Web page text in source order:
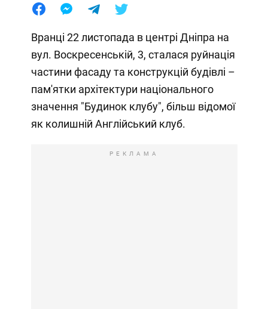
Вранці 22 листопада в центрі Дніпра на
вул. Воскресенській, 3, сталася руйнація
частини фасаду та конструкцій будівлі –
пам'ятки архітектури національного
значення "Будинок клубу", більш відомої
як колишній Англійський клуб.
РЕКЛАМА